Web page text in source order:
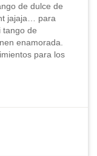
de dulce de
jajaja… para
tango de
enamorada.
para los